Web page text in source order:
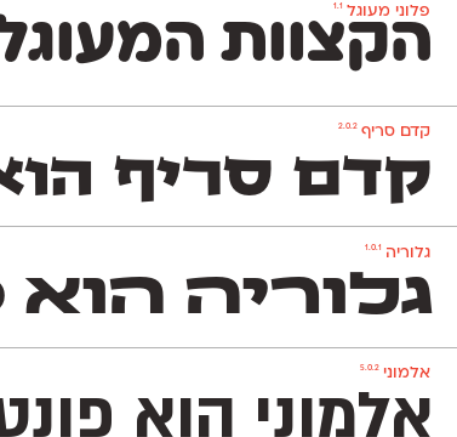
פלוני מעוגל 1.1
הקצוות
קדם סריף2.0.2
קדם סריף הוא
גלוריה 1.0.1
גלוריה
אלמוני5.0.2
אלמוני הוא